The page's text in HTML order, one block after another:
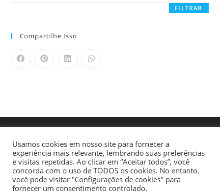
FILTRAR
Compartilhe Isso
Usamos cookies em nosso site para fornecer a
experiência mais relevante, lembrando suas preferências
e visitas repetidas. Ao clicar em “Aceitar todos”, você
concorda com o uso de TODOS os cookies. No entanto,
você pode visitar "Configurações de cookies" para
fornecer um consentimento controlado.